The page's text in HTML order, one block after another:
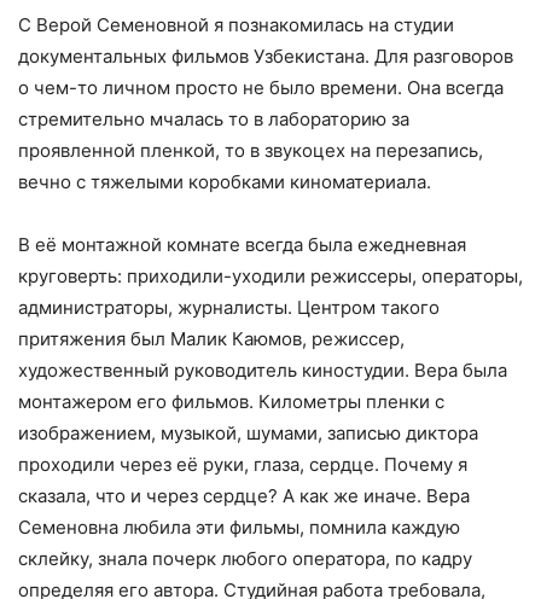
С Верой Семеновной я познакомилась на студии
документальных фильмов Узбекистана. Для разговоров
о чем-то личном просто не было времени. Она всегда
стремительно мчалась то в лабораторию за
проявленной пленкой, то в звукоцех на перезапись,
вечно с тяжелыми коробками киноматериала.
В её монтажной комнате всегда была ежедневная
круговерть: приходили-уходили режиссеры, операторы,
администраторы, журналисты. Центром такого
притяжения был Малик Каюмов, режиссер,
художественный руководитель киностудии. Вера была
монтажером его фильмов. Километры пленки с
изображением, музыкой, шумами, записью диктора
проходили через её руки, глаза, сердце. Почему я
сказала, что и через сердце? А как же иначе. Вера
Семеновна любила эти фильмы, помнила каждую
склейку, знала почерк любого оператора, по кадру
определяя его автора. Студийная работа требовала,